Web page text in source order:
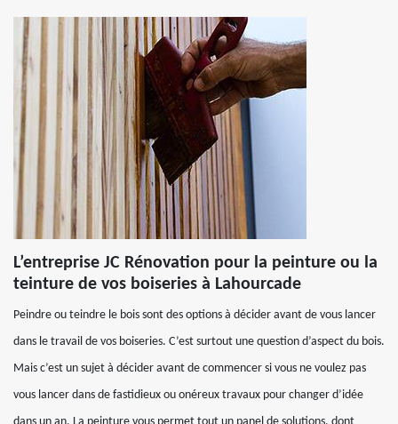
L’entreprise JC Rénovation pour la peinture ou la
teinture de vos boiseries à Lahourcade
Peindre ou teindre le bois sont des options à décider avant de vous lancer
dans le travail de vos boiseries. C’est surtout une question d’aspect du bois.
Mais c’est un sujet à décider avant de commencer si vous ne voulez pas
vous lancer dans de fastidieux ou onéreux travaux pour changer d’idée